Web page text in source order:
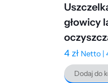
głowicy
4 zł Netto |
Dodaj do